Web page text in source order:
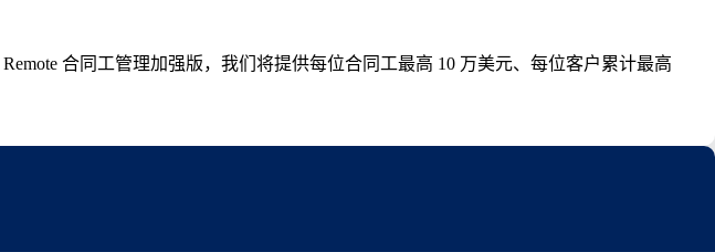
合同工管理加强版，我们将提供每位合同工最高 10 万美元、每位客户累计最高